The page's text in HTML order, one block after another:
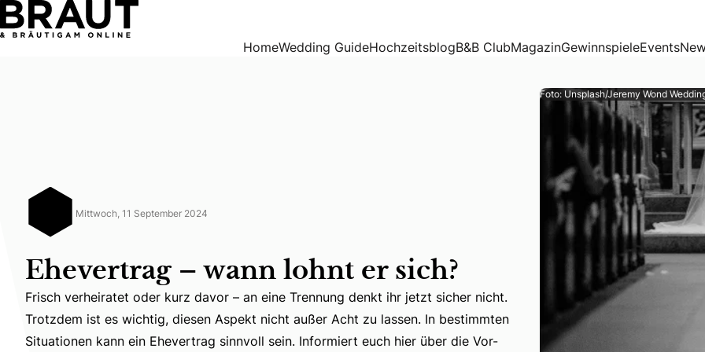
HomeWedding GuideHochzeitsblogB&B ClubMagazinGewinnspieleEvents
Mittwoch, 11 September 2024
Ehevertrag – wann lohnt er sich?
Frisch verheiratet oder kurz davor – an eine Trennung denkt ihr jetzt sicher nicht. Trotzdem ist es wichtig,
Frisch verheiratet oder kurz davor – an eine Trennung denkt ihr jetzt sicher nicht.
Trotzdem ist es wichtig, diesen Aspekt nicht außer Acht zu lassen. In bestimmten
Situationen kann ein Ehevertrag sinnvoll sein. Informiert euch hier über die Vor-
Foto: Unsplash/Jeremy Wond